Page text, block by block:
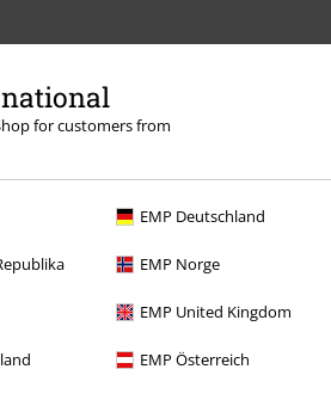
for customers from
EMP Deutschland
EMP Norge
EMP United Kingdom
EMP Österreich
i vår BACKSTAGE CLUB